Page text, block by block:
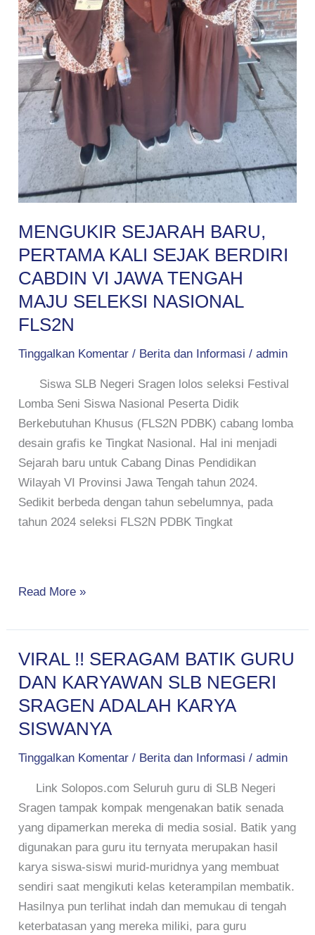
MENGUKIR SEJARAH BARU,
PERTAMA KALI SEJAK BERDIRI
CABDIN VI JAWA TENGAH
MAJU SELEKSI NASIONAL
FLS2N
Tinggalkan Komentar / Berita dan Informasi /admin
Siswa SLB Negeri Sragen lolos seleksi Festival
Lomba Seni Siswa Nasional Peserta Didik
Berkebutuhan Khusus (FLS2N PDBK) cabang lomba
desain grafis ke Tingkat Nasional. Hal ini menjadi
Sejarah baru untuk Cabang Dinas Pendidikan
Wilayah VI Provinsi Jawa Tengah tahun 2024.
Sedikit berbeda dengan tahun sebelumnya, pada
tahun 2024 seleksi FLS2N PDBK Tingkat
Read More »
VIRAL !! SERAGAM BATIK GURU
DAN KARYAWAN SLB NEGERI
SRAGEN ADALAH KARYA
SISWANYA
Tinggalkan Komentar / Berita dan Informasi /admin
Link Solopos.com Seluruh guru di SLB Negeri
Sragen tampak kompak mengenakan batik senada
yang dipamerkan mereka di media sosial. Batik yang
digunakan para guru itu ternyata merupakan hasil
karya siswa-siswi murid-muridnya yang membuat
sendiri saat mengikuti kelas keterampilan membatik.
Hasilnya pun terlihat indah dan memukau di tengah
keterbatasan yang mereka miliki, para guru
VIRAL
!!
SERAGAM
BATIK
GURU
DAN
SLB
NEGERI
SRAGEN
ADALAH
KARYA
SISWANYA